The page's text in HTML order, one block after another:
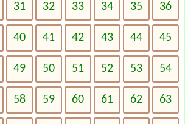
31 32 33 34 35 36
40 41 42 43 44 45
49 50 51 52 53 54
58 59 60 61 62 63